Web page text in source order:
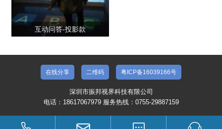
互动问答-投影款
在线分享 二维码 粤ICP备16039166号
深圳市振邦视界科技有限公司
电话：18617067979 服务热线：0755-29887159